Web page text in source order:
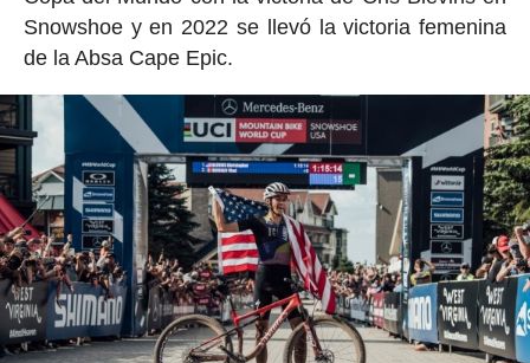
Snowshoe y en 2022 se llevó la victoria femenina
de la Absa Cape Epic.